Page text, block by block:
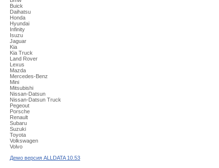
Buick
Daihatsu
Honda
Hyundai
Infinity
Isuzu
Jaguar
Kia
Kia Truck
Land Rover
Lexus
Mazda
Mercedes-Benz
Mini
Mitsubishi
Nissan-Datsun
Nissan-Datsun Truck
Pegeout
Porsche
Renault
Subaru
Suzuki
Toyota
Volkswagen
Volvo
Демо версия ALLDATA 10.53